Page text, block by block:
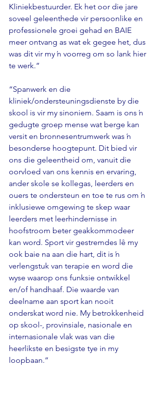
Kliniekbestuurder. Ek het oor die jare
soveel geleenthede vir persoonlike en
professionele groei gehad en BAIE
meer ontvang as wat ek gegee het, dus
was dit vir my ŉ voorreg om so lank hier
te werk.”
“Spanwerk en die
kliniek/ondersteuningsdienste by die
skool is vir my sinoniem. Saam is ons ŉ
gedugte groep mense wat berge kan
versit en bronnesentrumwerk was ŉ
besonderse hoogtepunt. Dit bied vir
ons die geleentheid om, vanuit die
oorvloed van ons kennis en ervaring,
ander skole se kollegas, leerders en
ouers te ondersteun en toe te rus om ŉ
inklusiewe omgewing te skep waar
leerders met leerhindernisse in
hoofstroom beter geakkommodeer
kan word. Sport vir gestremdes lê my
ook baie na aan die hart, dit is ŉ
verlengstuk van terapie en word die
wyse waarop ons funksie ontwikkel
en/of handhaaf. Die waarde van
deelname aan sport kan nooit
onderskat word nie. My betrokkenheid
op skool-, provinsiale, nasionale en
internasionale vlak was van die
heerlikste en besigste tye in my
loopbaan.”